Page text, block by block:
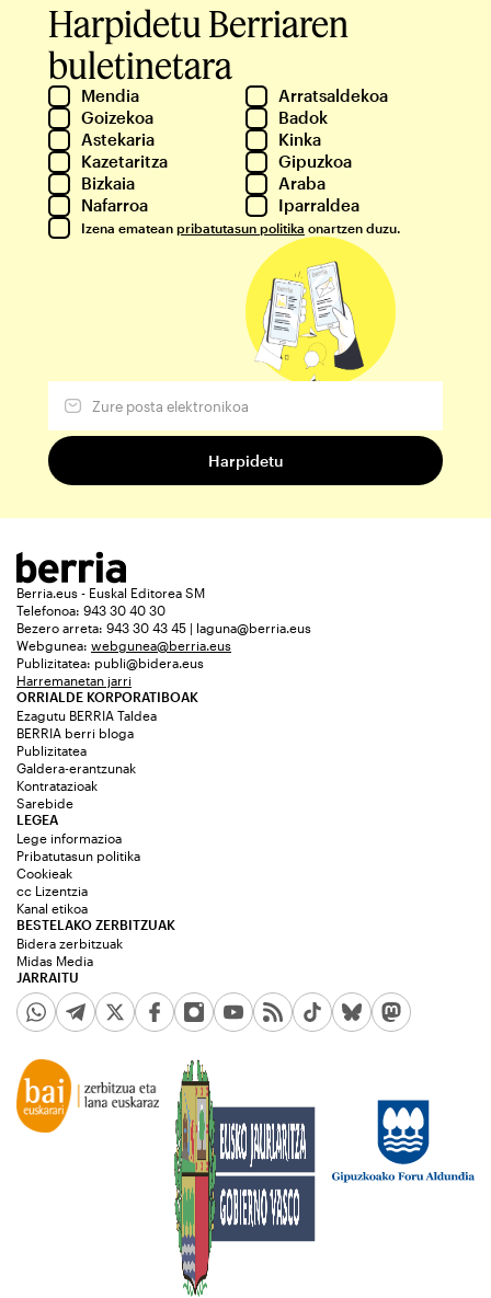
Harpidetu Berriaren
buletinetara
Mendia
Arratsaldekoa
Goizekoa
Badok
Astekaria
Kinka
Kazetaritza
Gipuzkoa
Bizkaia
Araba
Nafarroa
Iparraldea
Izena ematean pribatutasun politika onartzen duzu.
Berria.eus - Euskal Editorea SM
Telefonoa: 943 30 40 30
Bezero arreta: 943 30 43 45 | laguna@berria.eus
Webgunea: webgunea@berria.eus
Publizitatea: publi@bidera.eus
Harremanetan jarri
ORRIALDE KORPORATIBOAK
Ezagutu BERRIA Taldea
BERRIA berri bloga
Publizitatea
Galdera-erantzunak
Kontratazioak
Sarebide
JARRAITU
LEGEA
Lege informazioa
Pribatutasun politika
Cookieak
cc Lizentzia
Kanal etikoa
BESTELAKO ZERBITZUAK
Bidera zerbitzuak
Midas Media